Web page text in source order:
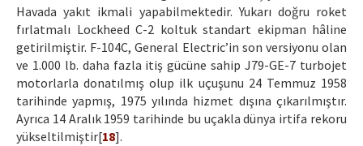
Havada yakıt ikmali yapabilmektedir. Yukarı doğru roket
fırlatmalı Lockheed C-2 koltuk standart ekipman hâline
getirilmiştir. F-104C, General Electric’in son versiyonu olan
ve 1.000 lb. daha fazla itiş gücüne sahip J79-GE-7 turbojet
motorlarla donatılmış olup ilk uçuşunu 24 Temmuz 1958
tarihinde yapmış, 1975 yılında hizmet dışına çıkarılmıştır.
Ayrıca 14 Aralık 1959 tarihinde bu uçakla dünya irtifa rekoru
yükseltilmiştir[18].